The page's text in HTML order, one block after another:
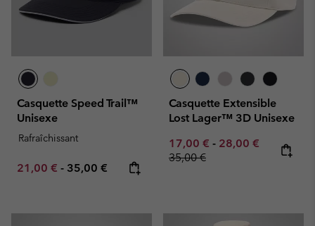
Casquette Speed Trail™
Unisexe
Rafraîchissant
Minimum sale price:
21,00 € - Maximum price:
35,00 €
Casquette Extensible
Lost Lager™ 3D Unisexe
Minimum sale price:
17,00 € - Maximum sale
28,00 € Regular
35,00 €